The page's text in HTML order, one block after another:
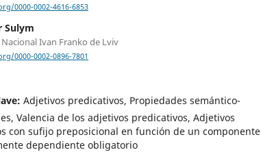
0000-0002-4616-6853
Sulym
Ivan Franko de Lviv
0000-0002-0896-7801
Adjetivos predicativos, Propiedades semántico-
Valencia de los adjetivos predicativos, Adjetivos
con sufijo preposicional en función de un componente
dependiente obligatorio